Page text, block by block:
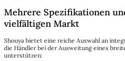
Mehrere Spezifikationen
vielfältigen Markt
Shouya bietet eine reiche Auswahl an
die Händler bei der Ausweitung eines
unterstützen: